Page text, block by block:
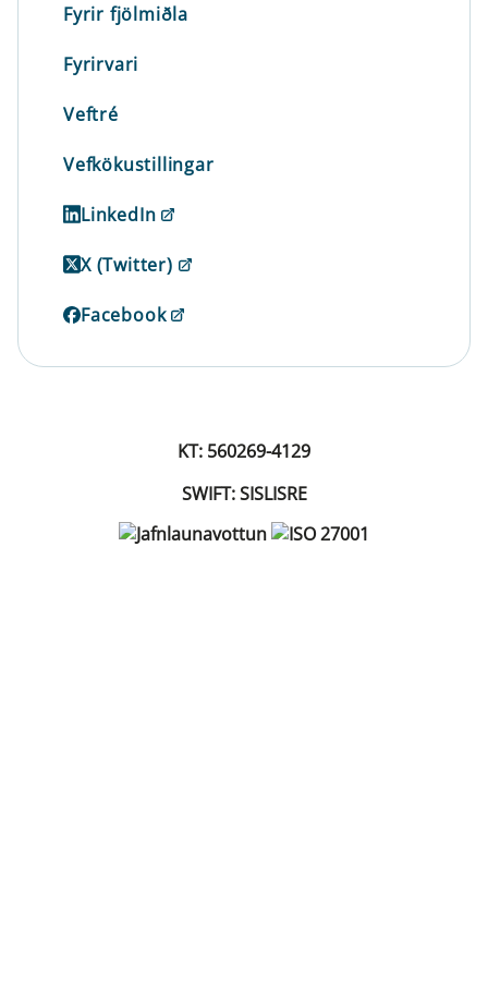
Fyrir fjölmiðla
Fyrirvari
Veftré
Vefkökustillingar
LinkedIn
X (Twitter)
Facebook
KT: 560269-4129
SWIFT: SISLISRE